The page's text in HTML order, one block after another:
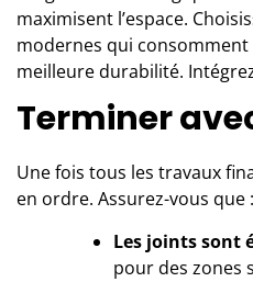
maximisent l’espace.
modernes qui
meilleure durabilité.
Terminer
Une fois tous les travaux
en ordre. Assurez-vous que :
Les joints sont
pour des zones